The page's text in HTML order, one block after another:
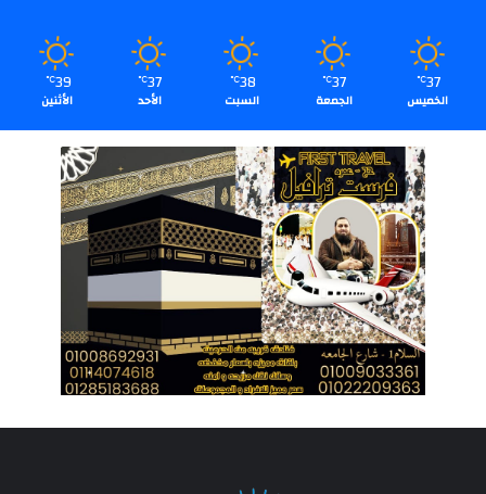
37
℃
الخميس
37
℃
الجمعة
38
℃
السبت
37
℃
الأحد
39
℃
الأثنين